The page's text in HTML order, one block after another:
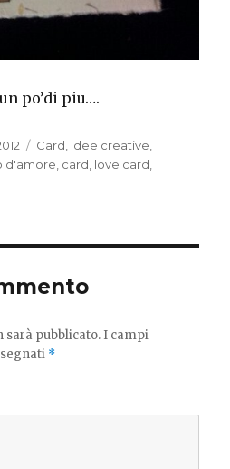
po’di piu….
Categorie
Card Idee creative
d'amore card love card
sarà pubblicato. I campi
*